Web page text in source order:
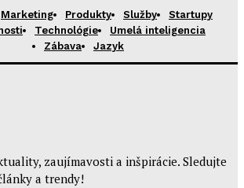
Marketing Produkty Služby
Startupy
Technológie
Umelá inteligencia
Zábava
Jazyk
zaujímavosti a inšpirácie. Sledujte
a trendy!